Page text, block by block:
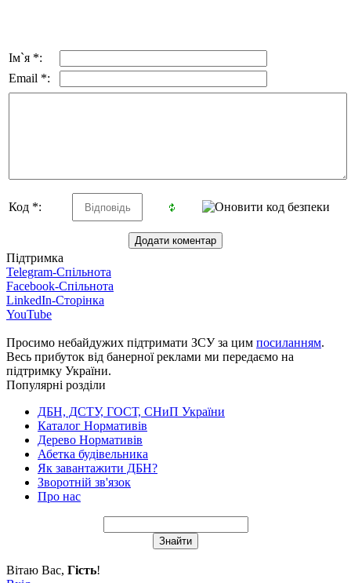
Ім`я *:
Email *:
Код *:
Підтримка
Telegram-Спільнота
Facebook-Спільнота
LinkedIn-Сторінка
YouTube
Просимо небайдужих підтримати ЗСУ за цим посиланням.
Весь прибуток від банерної реклами ми передаємо на
підтримку України.
Популярні розділи
ДБН, ДСТУ, ГОСТ, СНиП України
Каталог Нормативів
Дерево Нормативів
Абетка будівельника
Як завантажити ДБН?
Зворотній зв'язок
Про нас
Вітаю Вас, Гість!